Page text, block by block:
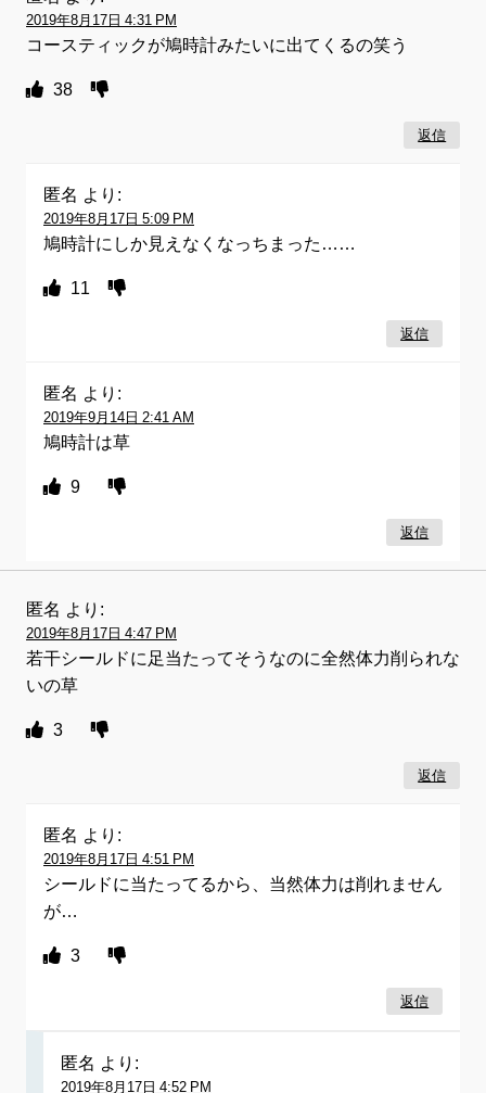
2019年8月17日 4:31 PM
コースティックが鳩時計みたいに出てくるの笑う
38
返信
匿名 より:
2019年8月17日 5:09 PM
鳩時計にしか見えなくなっちまった……
11
返信
匿名 より:
2019年9月14日 2:41 AM
鳩時計は草
9
返信
匿名 より:
2019年8月17日 4:47 PM
若干シールドに足当たってそうなのに全然体力削られな
いの草
3
返信
匿名 より:
2019年8月17日 4:51 PM
シールドに当たってるから、当然体力は削れません
が…
3
返信
匿名 より:
2019年8月17日 4:52 PM